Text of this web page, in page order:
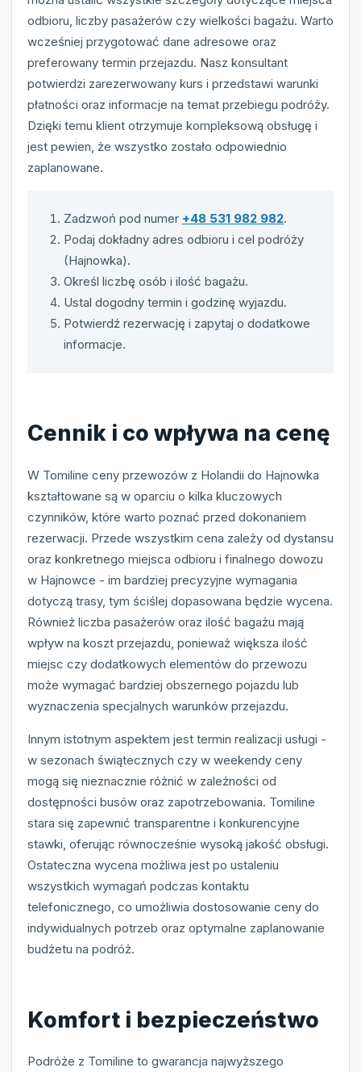
odbioru, liczby pasażerów czy wielkości bagażu. Warto
wcześniej przygotować dane adresowe oraz
preferowany termin przejazdu. Nasz konsultant
potwierdzi zarezerwowany kurs i przedstawi warunki
płatności oraz informacje na temat przebiegu podróży.
Dzięki temu klient otrzymuje kompleksową obsługę i
jest pewien, że wszystko zostało odpowiednio
zaplanowane.
Zadzwoń pod numer +48 531 982 982.
Podaj dokładny adres odbioru i cel podróży
(Hajnowka).
Określ liczbę osób i ilość bagażu.
Ustal dogodny termin i godzinę wyjazdu.
Potwierdź rezerwację i zapytaj o dodatkowe
informacje.
Cennik i co wpływa na cenę
W Tomiline ceny przewozów z Holandii do Hajnowka
kształtowane są w oparciu o kilka kluczowych
czynników, które warto poznać przed dokonaniem
rezerwacji. Przede wszystkim cena zależy od dystansu
oraz konkretnego miejsca odbioru i finalnego dowozu
w Hajnowce - im bardziej precyzyjne wymagania
dotyczą trasy, tym ściślej dopasowana będzie wycena.
Również liczba pasażerów oraz ilość bagażu mają
wpływ na koszt przejazdu, ponieważ większa ilość
miejsc czy dodatkowych elementów do przewozu
może wymagać bardziej obszernego pojazdu lub
wyznaczenia specjalnych warunków przejazdu.
Innym istotnym aspektem jest termin realizacji usługi -
w sezonach świątecznych czy w weekendy ceny
mogą się nieznacznie różnić w zależności od
dostępności busów oraz zapotrzebowania. Tomiline
stara się zapewnić transparentne i konkurencyjne
stawki, oferując równocześnie wysoką jakość obsługi.
Ostateczna wycena możliwa jest po ustaleniu
wszystkich wymagań podczas kontaktu
telefonicznego, co umożliwia dostosowanie ceny do
indywidualnych potrzeb oraz optymalne zaplanowanie
budżetu na podróż.
Komfort i bezpieczeństwo
Podróże z Tomiline to gwarancja najwyższego